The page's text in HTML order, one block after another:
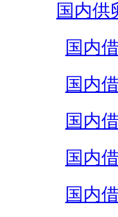
国内供
国内
国内
国内
国内
国内